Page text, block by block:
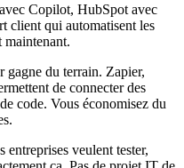
Copilot, HubSpot avec
client qui automatisent les
maintenant.
gagne du terrain. Zapier,
de connecter des
code. Vous économisez du
entreprises veulent tester,